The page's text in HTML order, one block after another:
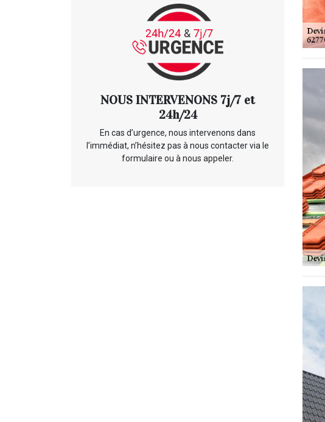
NOUS INTERVENONS 7j/7 et
24h/24
En cas d’urgence, nous intervenons dans
l’immédiat, n’hésitez pas à nous contacter via le
formulaire ou à nous appeler.